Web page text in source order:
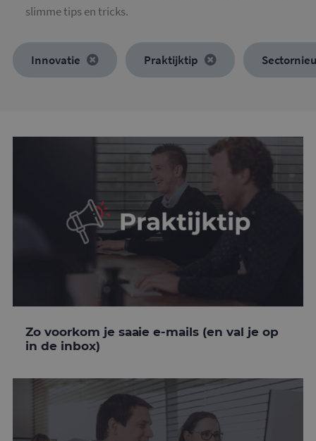
slimme tips en tricks.
Innovatie Praktijktip
Zo voorkom je saaie e-mails (en val je op
in de inbox)